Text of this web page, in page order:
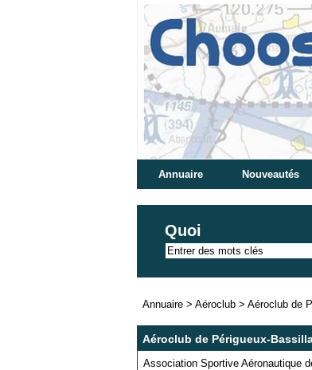
Annuaire Nouveautés
Quoi
Annuaire > Aéroclub > Aéroclub de
Aéroclub de Périgueux-
Association Sportive Aéronautique